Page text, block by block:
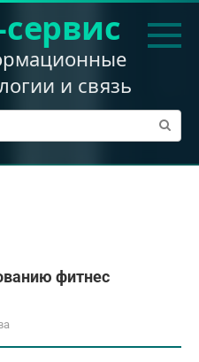
сервис
и связь
фитнес